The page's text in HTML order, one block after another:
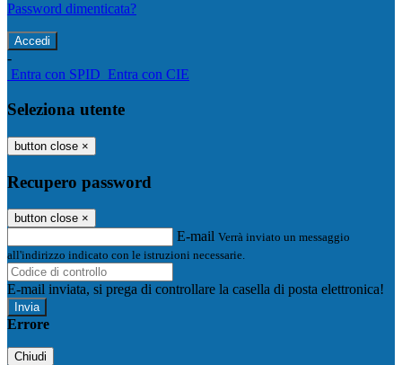
Password dimenticata?
-
Entra con SPID Entra con CIE
Seleziona utente
button close ×
Recupero password
button close ×
E-mail Verrà inviato un messaggio
all'indirizzo indicato con le istruzioni necessarie.
E-mail inviata, si prega di controllare la casella di posta elettronica!
Errore
Chiudi